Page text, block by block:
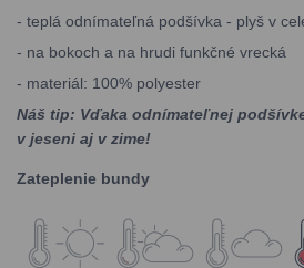
- teplá odnímateľná podšívka - plyš v
- na bokoch a na hrudi funkčné vrecká
- materiál: 100% polyester
Náš tip: Vďaka odnímateľnej
v jeseni aj v zime!
Zateplenie bundy